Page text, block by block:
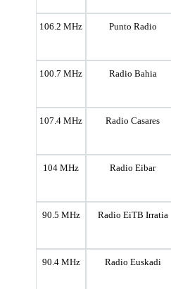
106.2 MHz Punto Radio
100.7 MHz Radio Bahia
107.4 MHz Radio Casares
104 MHz Radio Eibar
90.5 MHz Radio EiTB Irratia
90.4 MHz Radio Euskadi